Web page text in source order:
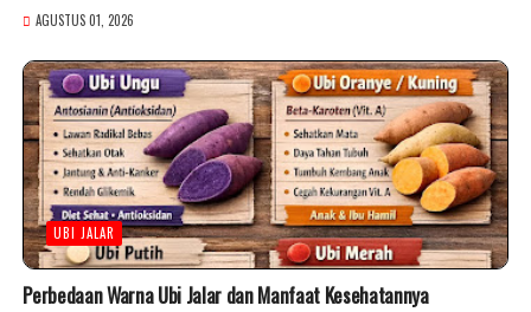
AGUSTUS 01, 2026
UBI JALAR
Perbedaan Warna Ubi Jalar dan Manfaat Kesehatannya